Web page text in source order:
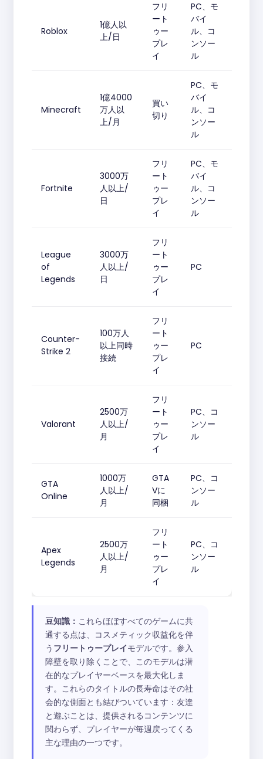
Roblox
1億人以
上/日
フリ
ート
ゥー
プレ
イ
PC、モ
バイ
ル、コ
ンソー
ル
Minecraft
1億4000
万人以
上/月
買い
切り
PC、モ
バイ
ル、コ
ンソー
ル
Fortnite
3000万
人以上/
日
フリ
ート
ゥー
プレ
イ
PC、モ
バイ
ル、コ
ンソー
ル
League
of
Legends
3000万
人以上/
日
フリ
ート
ゥー
プレ
イ
PC
Counter-
Strike 2
100万人
以上同時
接続
フリ
ート
ゥー
プレ
イ
PC
Valorant
2500万
人以上/
月
フリ
ート
ゥー
プレ
イ
PC、コ
ンソー
ル
GTA
Online
1000万
人以上/
月
GTA
Vに
同梱
PC、コ
ンソー
ル
Apex
Legends
2500万
人以上/
月
フリ
ート
ゥー
プレ
イ
PC、コ
ンソー
ル
豆知識： これらほぼすべてのゲームに共
通する点は、コスメティック収益化を伴
う フリートゥープレイモデルです。参入
障壁を取り除くことで、このモデルは潜
在的なプレイヤーベースを最大化しま
す。これらのタイトルの長寿命はその社
会的な側面とも結びついています：友達
と遊ぶことは、提供されるコンテンツに
関わらず、プレイヤーが毎週戻ってくる
主な理由の一つです。